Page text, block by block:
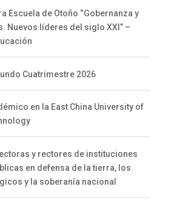
Escuela de Otoño “Gobernanza y
Nuevos líderes del siglo XXI” –
Cuatrimestre 2026
en la East China University of
y rectores de instituciones
en defensa de la tierra, los
y la soberanía nacional